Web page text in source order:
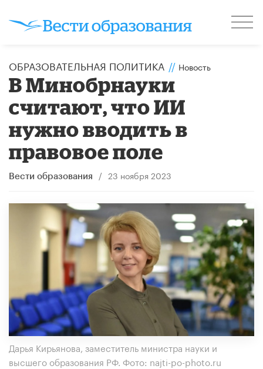
ОБРАЗОВАТЕЛЬНАЯ ПОЛИТИКА // Новость
В Минобрнауки
считают, что ИИ
нужно вводить в
правовое поле
Вести образования / 23 ноября 2023
Дарья Кирьянова, заместитель министра науки и
высшего образования РФ. Фото: najti-po-photo.ru